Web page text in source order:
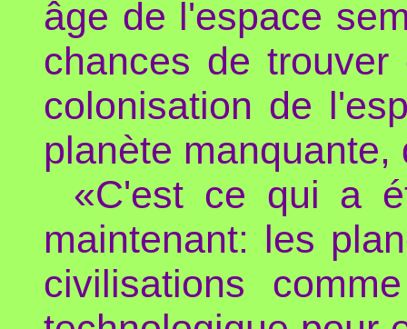
âge de l'espace
chances de
colonisation de
planète
«C'est ce qui a
maintenant: les
civilisations